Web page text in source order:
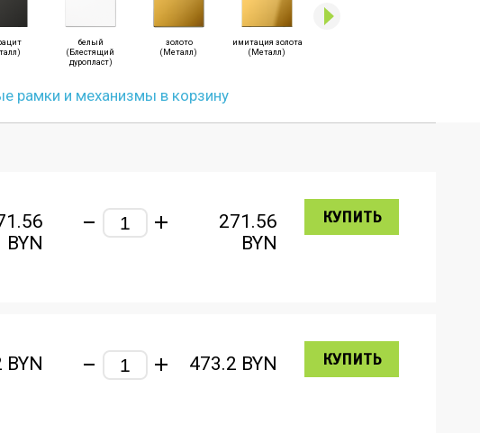
белый
(Блестящий
дуропласт)
золото
(Металл)
имитация золота
(Металл)
рамки и механизмы в корзину
BYN
271.56
BYN
КУПИТЬ
BYN 473.2 BYN КУПИТЬ